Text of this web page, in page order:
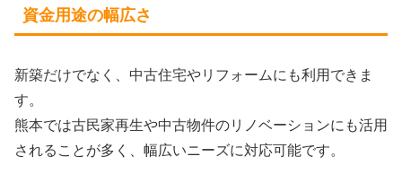
資金用途の幅広さ
新築だけでなく、中古住宅やリフォームにも利用できま
す。
熊本では古民家再生や中古物件のリノベーションにも活用
されることが多く、幅広いニーズに対応可能です。